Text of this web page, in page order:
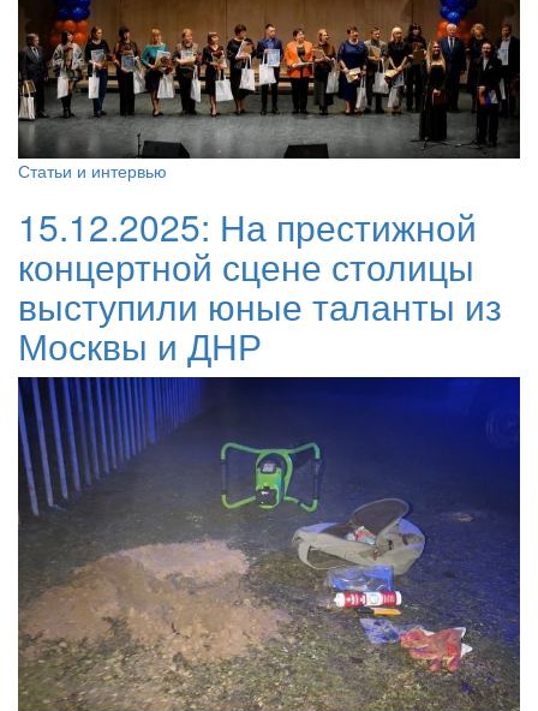
Статьи и интервью
15.12.2025: На престижной
концертной сцене столицы
выступили юные таланты из
Москвы и ДНР